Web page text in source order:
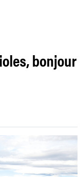
bonjour